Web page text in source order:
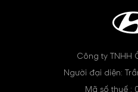
Công ty TNHH
Người đại diện:
Mã số thuế :